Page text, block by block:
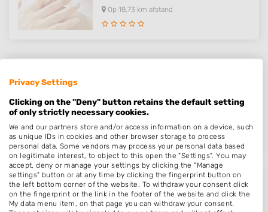
Op 18,73 km afstand
8711EW Workum
Op 19,54 km afstand
nailsbyjuul
Yttingwei 13
Privacy Settings
Clicking on the "Deny" button retains the default setting
of only strictly necessary cookies.
We and our partners store and/or access information on a device, such
as unique IDs in cookies and other browser storage to process
personal data. Some vendors may process your personal data based
on legitimate interest, to object to this open the "Settings". You may
accept, deny or manage your settings by clicking the "Manage
settings" button or at any time by clicking the fingerprint button on
the left bottom corner of the website. To withdraw your consent click
on the fingerprint or the link in the footer of the website and click the
My data menu item, on that page you can withdraw your consent.